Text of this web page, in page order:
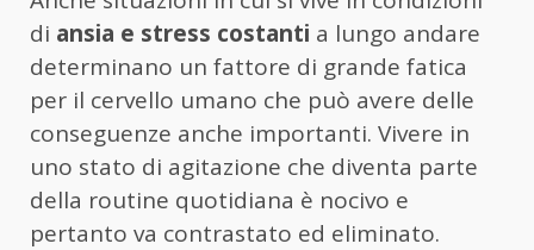
di ansia e stress costanti a lungo andare
determinano un fattore di grande fatica
per il cervello umano che può avere delle
conseguenze anche importanti. Vivere in
uno stato di agitazione che diventa parte
della routine quotidiana è nocivo e
pertanto va contrastato ed eliminato.